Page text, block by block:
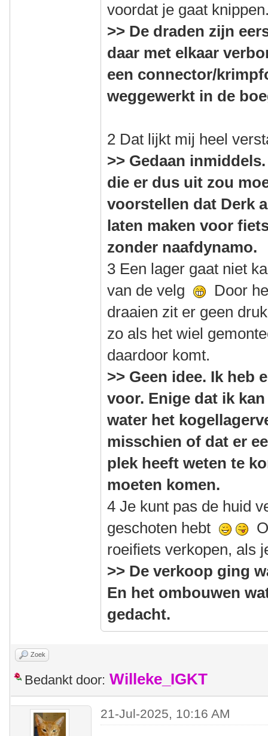
voordat je gaat
>> De draden zijn
daar met elkaar
een connector/
weggewerkt in de
2 Dat lijkt mij heel
>> Gedaan
die er dus uit zou
voorstellen dat Derk
laten maken voor
zonder naafdynamo.
3 Een lager gaat niet
van de velg
Door
draaien zit er geen
zo als het wiel
daardoor komt.
>> Geen idee. Ik heb
voor. Enige dat ik
water het
misschien of dat er
plek heeft weten te
moeten komen.
4 Je kunt pas de huid
geschoten hebt
roeifiets verkopen, als
>> De verkoop ging
En het ombouwen
gedacht.
Zoek
Bedankt door: Willeke_IGKT
21-Jul-2025, 10:16 AM